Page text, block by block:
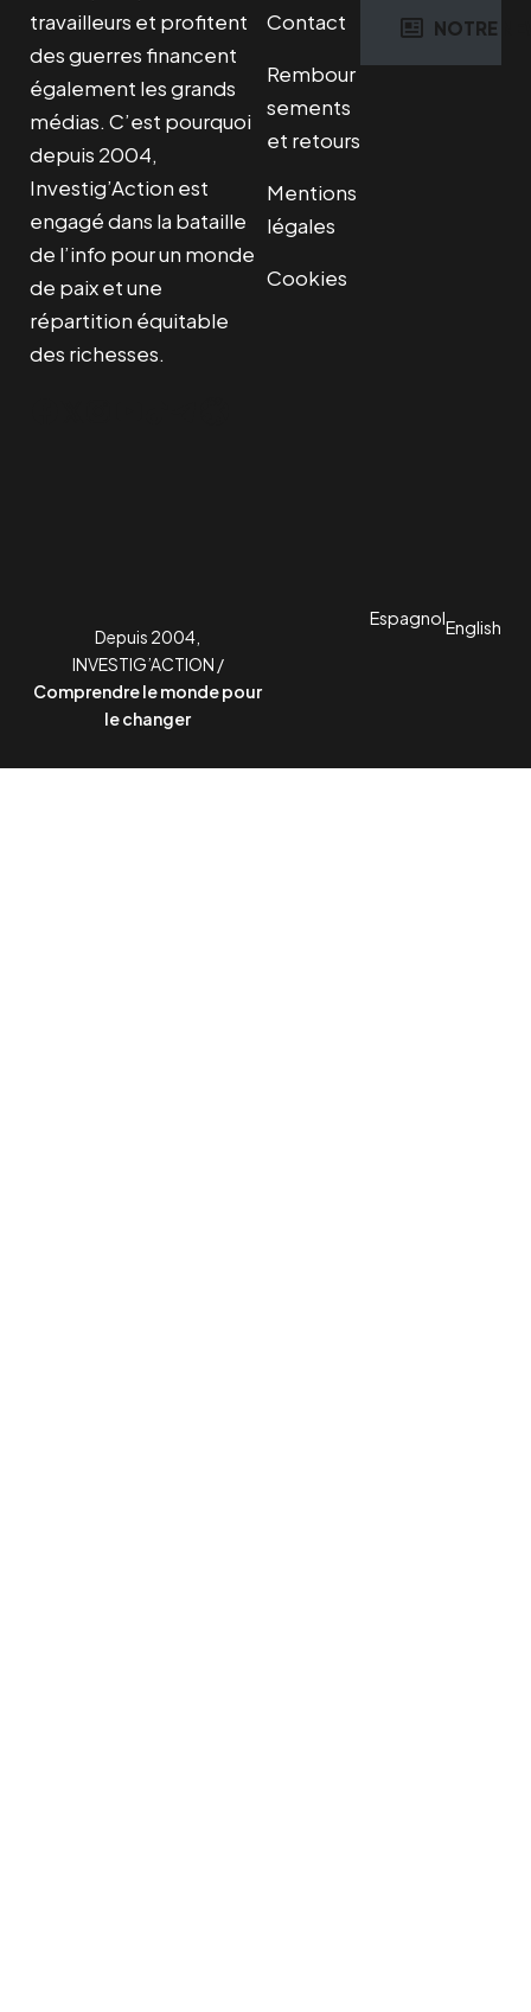
travailleurs et profitent
des guerres financent
également les grands
médias. C’est pourquoi
depuis 2004,
Investig’Action est
engagé dans la bataille
de l’info pour un monde
de paix et une
répartition équitable
des richesses.
Contact
Rembour
sements
et retours
Mentions
légales
Cookies
NOTRE
Depuis 2004,
INVESTIG’ACTION /
Comprendre le monde pour
le changer
EspagnolEnglish